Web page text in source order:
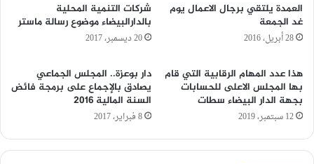
العمدة يلتقي برجال الاعمال يوم
غد الجمعة
28 أبريل، 2016
شركات التنمية المحلية
بالدارالبيضاء موضوع رسالة ماستر
20 ديسمبر، 2017
هذا عدد المهام الرقابية التي قام
بها المجلس الاعلى للحسابات
بجهة الدار البيضاء سطات
12 سبتمبر، 2019
دار بوعزة.. المجلس الجماعي
يصادق بالإجماع على برمجة فائض
السنة المالية 2016
8 فبراير، 2017